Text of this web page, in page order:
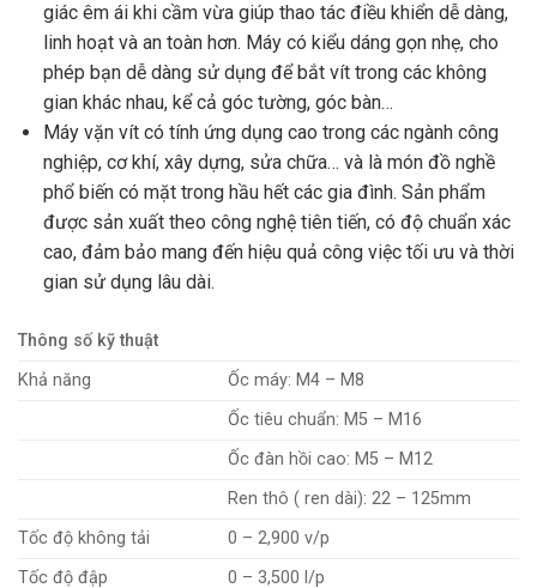
giác êm ái khi cầm vừa giúp thao tác điều khiển dễ dàng,
linh hoạt và an toàn hơn. Máy có kiểu dáng gọn nhẹ, cho
phép bạn dễ dàng sử dụng để bắt vít trong các không
gian khác nhau, kể cả góc tường, góc bàn…
Máy vặn vít có tính ứng dụng cao trong các ngành công
nghiệp, cơ khí, xây dựng, sửa chữa… và là món đồ nghề
phổ biến có mặt trong hầu hết các gia đình. Sản phẩm
được sản xuất theo công nghệ tiên tiến, có độ chuẩn xác
cao, đảm bảo mang đến hiệu quả công việc tối ưu và thời
gian sử dụng lâu dài.
Thông số kỹ thuật
Khả năng
Ốc máy: M4 – M8
Ốc tiêu chuẩn: M5 – M16
Ốc đàn hồi cao: M5 – M12
Ren thô ( ren dài): 22 – 125mm
Tốc độ không tải
0 – 2,900 v/p
Tốc độ đập
0 – 3,500 l/p